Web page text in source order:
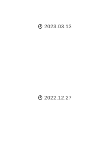
2023.03.13
2022.12.27